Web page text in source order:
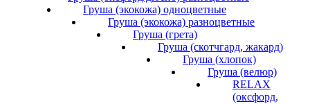
Груша (экокожа) одноцветные
Груша (экокожа) разноцветные
Груша (грета)
Груша (скотчгард, жакард)
Груша (хлопок)
Груша (велюр)
RELAX
(оксфорд,